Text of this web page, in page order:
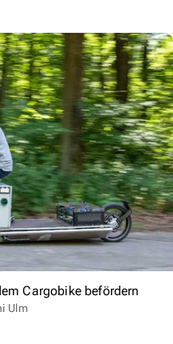
Cargobike befördern
Ulm